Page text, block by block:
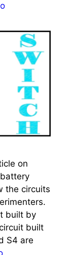
on
the circuits
built by
built
S4 are